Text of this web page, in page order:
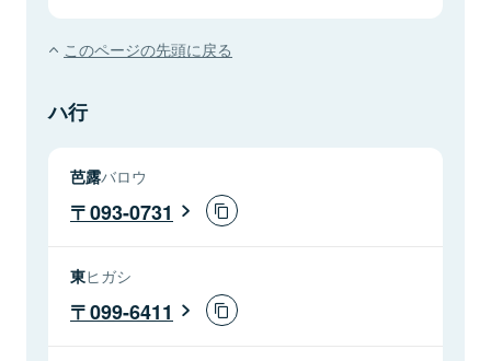
このページの先頭に戻る
ハ行
芭露バロウ
093-0731
東ヒガシ
099-6411